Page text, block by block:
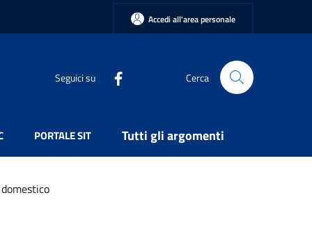
Accedi all'area personale
Seguici su Cerca
PORTALE SIT Tutti gli argomenti